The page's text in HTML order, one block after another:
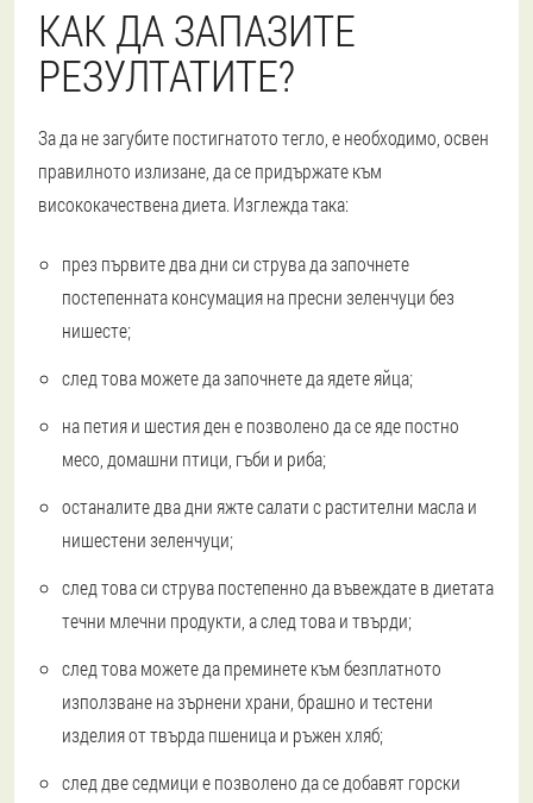
КАК ДА ЗАПАЗИТЕ
РЕЗУЛТАТИТЕ?
За да не загубите постигнатото тегло, е необходимо, освен
правилното излизане, да се придържате към
висококачествена диета. Изглежда така:
през първите два дни си струва да започнете
постепенната консумация на пресни зеленчуци без
нишесте;
след това можете да започнете да ядете яйца;
на петия и шестия ден е позволено да се яде постно
месо, домашни птици, гъби и риба;
останалите два дни яжте салати с растителни масла и
нишестени зеленчуци;
след това си струва постепенно да въвеждате в диетата
течни млечни продукти, а след това и твърди;
след това можете да преминете към безплатното
използване на зърнени храни, брашно и тестени
изделия от твърда пшеница и ръжен хляб;
след две седмици е позволено да се добавят горски